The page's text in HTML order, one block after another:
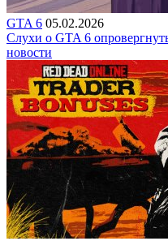
GTA 6 05.02.2026
Слухи о GTA 6
новости